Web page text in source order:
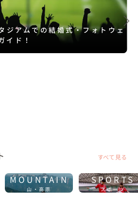
ジアムでの結婚式・フォトウェ
イド！
すべて見る
MOUNTAIN
山・高原
SPORTS
スポーツ